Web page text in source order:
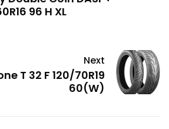
96 H XL
Next
T 32 F 120/70R19
60(W)